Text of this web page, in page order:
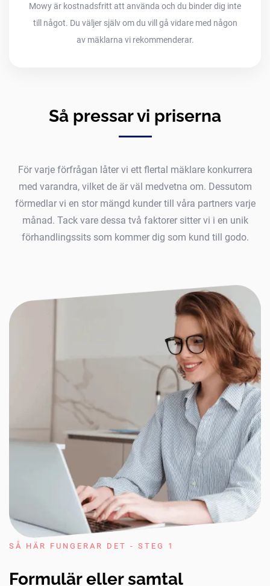
Mowy är kostnadsfritt att använda och du binder dig inte
till något. Du väljer själv om du vill gå vidare med någon
av mäklarna vi rekommenderar.
Så pressar vi priserna
För varje förfrågan låter vi ett flertal mäklare konkurrera
med varandra, vilket de är väl medvetna om. Dessutom
förmedlar vi en stor mängd kunder till våra partners varje
månad. Tack vare dessa två faktorer sitter vi i en unik
förhandlingssits som kommer dig som kund till godo.
SÅ HÄR FUNGERAR DET - STEG 1
Formulär eller samtal